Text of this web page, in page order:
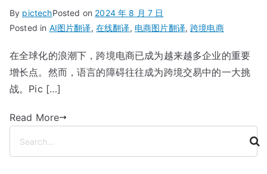
By pictechPosted on 2024 年 8 月 7 日
Posted in AI图片翻译, 在线翻译, 电商图片翻译,跨境电商
在全球化的浪潮下，跨境电商已成为越来越多企业的重要
增长点。然而，语言的障碍往往成为跨境交易中的一大挑
战。Pic […]
Read More